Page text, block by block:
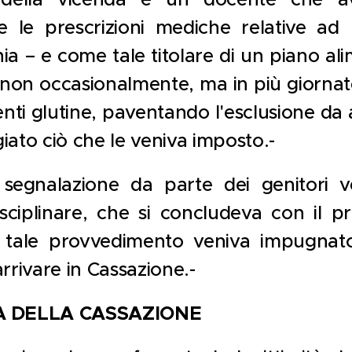
le prescrizioni mediche relative
– e come tale titolare di un piano
occasionalmente, ma in più
glutine, paventando l'esclusione da
ciò che le veniva imposto.-
da parte dei genitori
che si concludeva con il
provvedimento veniva
in Cassazione.-
DELLA CASSAZIONE